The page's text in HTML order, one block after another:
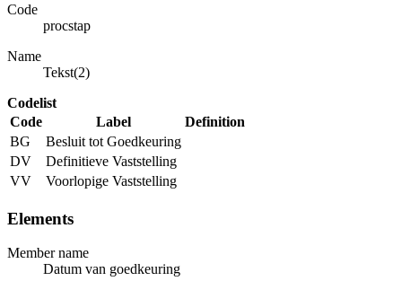
Code
procstap
Name
Tekst(2)
Codelist
Code
Label
Definition
BG
Besluit tot Goedkeuring
DV
Definitieve Vaststelling
VV
Voorlopige Vaststelling
Elements
Member name
Datum van goedkeuring